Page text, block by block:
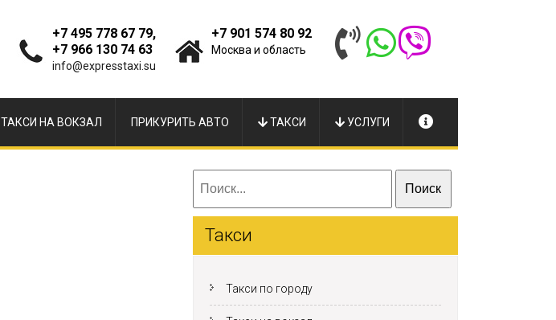
+7 495 778 67 79,
+7 966 130 74 63
info@expresstaxi.su
+7 901 574 80 92
Москва и область
ТАКСИ НА ВОКЗАЛ ПРИКУРИТЬ АВТО ТАКСИ УСЛУГИ
Такси
Такси по городу